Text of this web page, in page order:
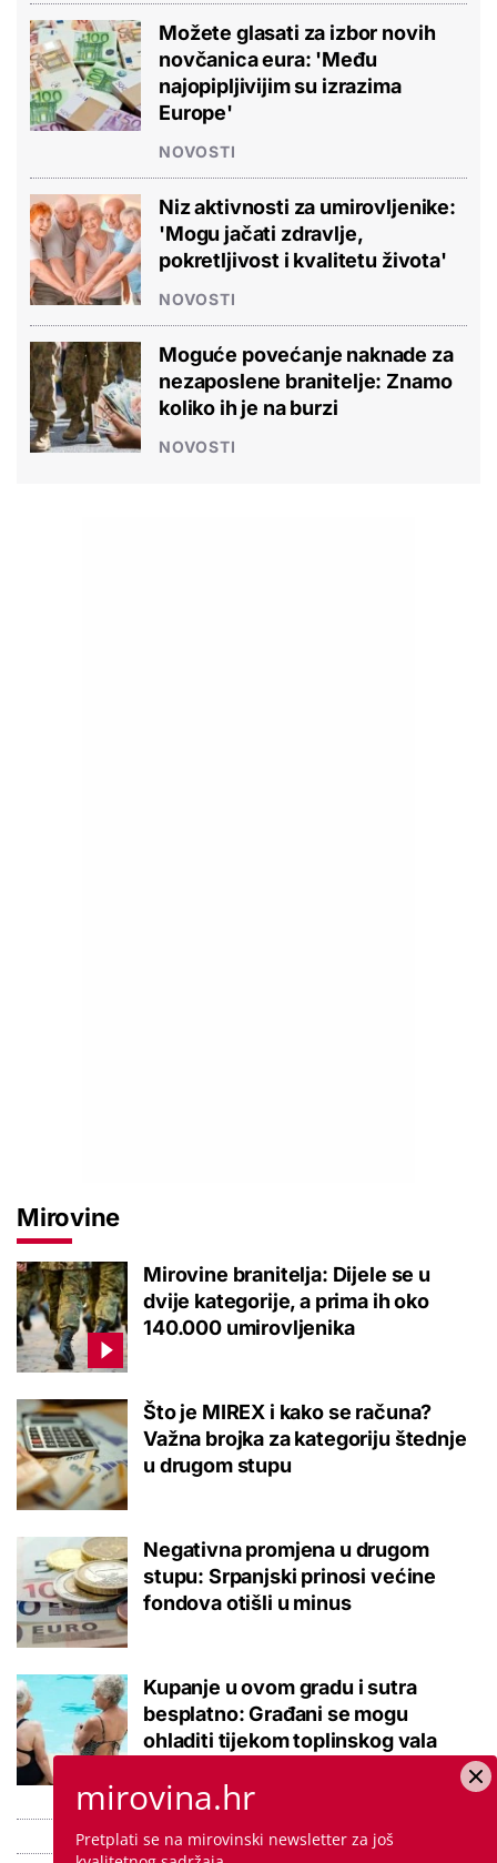
Možete glasati za izbor novih
novčanica eura: 'Među
najopipljivijim su izrazima
Europe'
NOVOSTI
Niz aktivnosti za umirovljenike:
'Mogu jačati zdravlje,
pokretljivost i kvalitetu života'
NOVOSTI
Moguće povećanje naknade za
nezaposlene branitelje: Znamo
koliko ih je na burzi
NOVOSTI
Mirovine
Mirovine branitelja: Dijele se u
dvije kategorije, a prima ih oko
140.000 umirovljenika
Što je MIREX i kako se računa?
Važna brojka za kategoriju štednje
u drugom stupu
Negativna promjena u drugom
stupu: Srpanjski prinosi većine
fondova otišli u minus
Kupanje u ovom gradu i sutra
besplatno: Građani se mogu
ohladiti tijekom toplinskog vala
mirovina.hr
Pretplati se na mirovinski newsletter za još